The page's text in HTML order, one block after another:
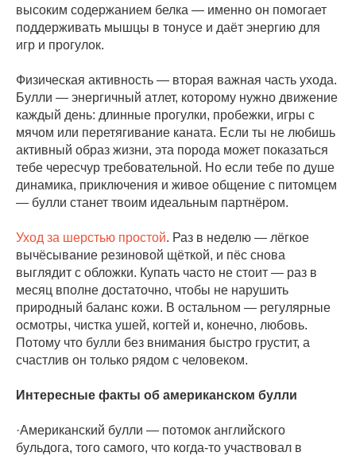
высоким содержанием белка — именно он помогает
поддерживать мышцы в тонусе и даёт энергию для
игр и прогулок.
Физическая активность — вторая важная часть ухода.
Булли — энергичный атлет, которому нужно движение
каждый день: длинные прогулки, пробежки, игры с
мячом или перетягивание каната. Если ты не любишь
активный образ жизни, эта порода может показаться
тебе чересчур требовательной. Но если тебе по душе
динамика, приключения и живое общение с питомцем
— булли станет твоим идеальным партнёром.
Уход за шерстью простой. Раз в неделю — лёгкое
вычёсывание резиновой щёткой, и пёс снова
выглядит с обложки. Купать часто не стоит — раз в
месяц вполне достаточно, чтобы не нарушить
природный баланс кожи. В остальном — регулярные
осмотры, чистка ушей, когтей и, конечно, любовь.
Потому что булли без внимания быстро грустит, а
счастлив он только рядом с человеком.
Интересные факты об американском булли
·Американский булли — потомок английского
бульдога, того самого, что когда-то участвовал в